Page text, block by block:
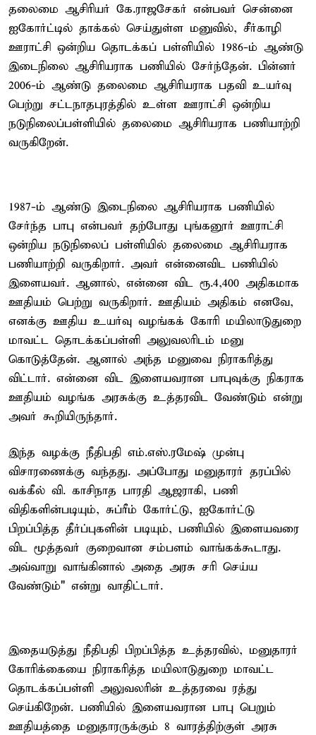
தலைமை ஆசிரியர் கே.ராஜசேகர் என்பவர் சென்னை
ஐகோர்ட்டில் தாக்கல் செய்துள்ள மனுவில், சீர்காழி
ஊராட்சி ஒன்றிய தொடக்கப் பள்ளியில் 1986-ம் ஆண்டு
இடைநிலை ஆசிரியராக பணியில் சேர்ந்தேன். பின்னர்
2006-ம் ஆண்டு தலைமை ஆசிரியராக பதவி உயர்வு
பெற்று சட்டநாதபுரத்தில் உள்ள ஊராட்சி ஒன்றிய
நடுநிலைப்பள்ளியில் தலைமை ஆசிரியராக பணியாற்றி
வருகிறேன்.
1987-ம் ஆண்டு இடைநிலை ஆசிரியராக பணியில்
சேர்ந்த பாபு என்பவர் தற்போது புங்கனூர் ஊராட்சி
ஒன்றிய நடுநிலைப் பள்ளியில் தலைமை ஆசிரியராக
பணியாற்றி வருகிறார். அவர் என்னைவிட பணியில்
இளையவர். ஆனால், என்னை விட ரூ.4,400 அதிகமாக
ஊதியம் பெற்று வருகிறார். ஊதியம் அதிகம் எனவே,
எனக்கு ஊதிய உயர்வு வழங்கக் கோரி மயிலாடுதுறை
மாவட்ட தொடக்கப்பள்ளி அலுவலரிடம் மனு
கொடுத்தேன். ஆனால் அந்த மனுவை நிராகரித்து
விட்டார். என்னை விட இளையவரான பாபுவுக்கு நிகராக
ஊதியம் வழங்க அரசுக்கு உத்தரவிட வேண்டும் என்று
அவர் கூறியிருந்தார்.
இந்த வழக்கு நீதிபதி எம்.எஸ்.ரமேஷ் முன்பு
விசாரணைக்கு வந்தது. அப்போது மனுதாரர் தரப்பில்
வக்கீல் வி. காசிநாத பாரதி ஆஜராகி, பணி
விதிகளின்படியும், சுப்ரீம் கோர்ட்டு, ஐகோர்ட்டு
பிறப்பித்த தீர்ப்புகளின் படியும், பணியில் இளையவரை
விட மூத்தவர் குறைவான சம்பளம் வாங்கக்கூடாது.
அவ்வாறு வாங்கினால் அதை அரசு சரி செய்ய
வேண்டும்" என்று வாதிட்டார்.
இதையடுத்து நீதிபதி பிறப்பித்த உத்தரவில், மனுதாரர்
கோரிக்கையை நிராகரித்த மயிலாடுதுறை மாவட்ட
தொடக்கப்பள்ளி அலுவலரின் உத்தரவை ரத்து
செய்கிறேன். பணியில் இளையவரான பாபு பெறும்
ஊதியத்தை மனுதாரருக்கும் 8 வாரத்திற்குள் அரசு